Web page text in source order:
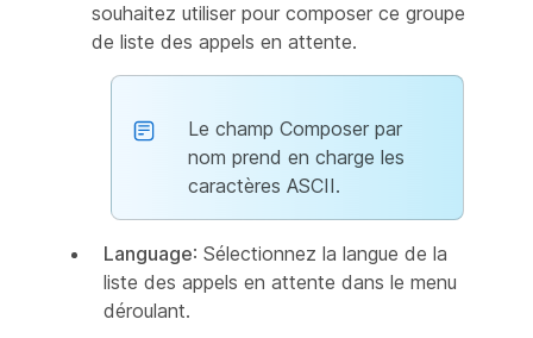
souhaitez utiliser pour composer ce groupe
de liste des appels en attente.
Le champ Composer par
nom prend en charge les
caractères ASCII.
Language: Sélectionnez la langue de la
liste des appels en attente dans le menu
déroulant.